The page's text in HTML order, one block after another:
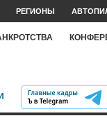
РЕГИОНЫ